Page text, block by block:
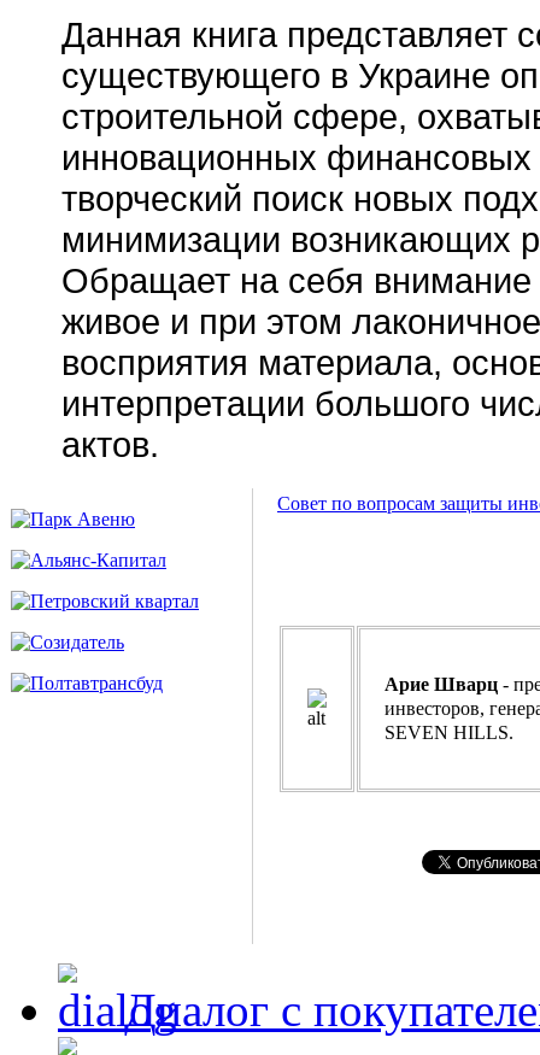
Данная книга представляет
существующего в Украине
строительной сфере,
инновационных финансовых
творческий поиск новых
минимизации возникающих
Обращает на себя внимание
живое и при этом
восприятия материала,
интерпретации большого
актов.
Совет по вопросам защиты
Арие Шварц -
инвесторов,
SEVEN HILLS.
Диалог с